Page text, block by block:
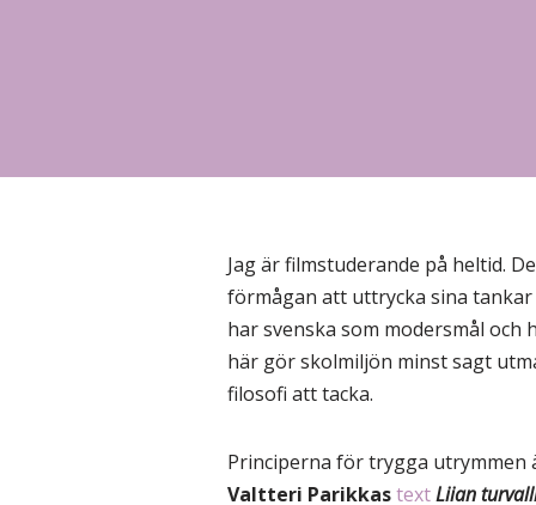
Jag är filmstuderande på heltid.
förmågan att uttrycka sina tankar
har svenska som modersmål
här gör skolmiljön minst sagt
filosofi att tacka.
Principerna för trygga utrymmen
Valtteri ParikkastextLiian